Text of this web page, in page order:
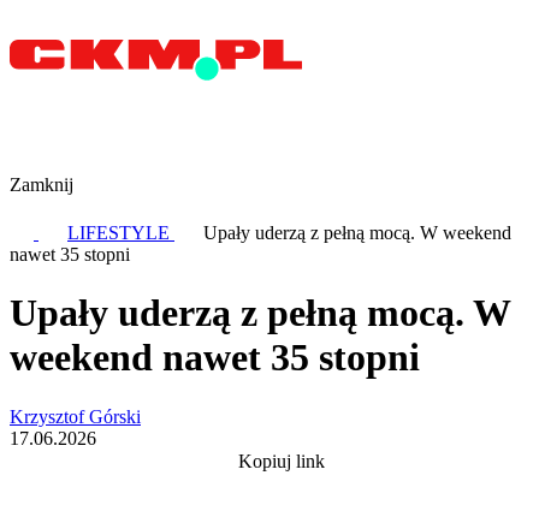
Zamknij
LIFESTYLE
Upały uderzą z pełną mocą. W weekend
nawet 35 stopni
Upały uderzą z pełną mocą. W
weekend nawet 35 stopni
Krzysztof Górski
17.06.2026
Kopiuj link